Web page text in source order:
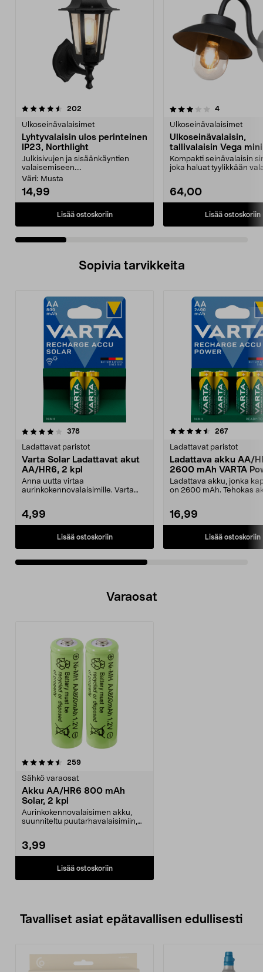
202
Ulkoseinävalaisimet
Lyhtyvalaisin ulos perinteinen
IP23, Northlight
Julkisivujen ja sisäänkäyntien
valaisemiseen....
Väri: Musta
14,99
Lisää ostoskoriin
3.5 viidestä
4arvostelut
Ulkoseinävalaisimet
Ulkoseinävalaisin,
tallivalaisin Vega
Konstsmide
Kompakti seinävalaisin
joka haluat tyylikkään
64,00
Lisää ostoskoriin
4.5 viidestä
Sopivia tarvikkeita
378arvostelut
Ladattavat paristot
Varta Solar Ladattavat akut
AA/HR6, 2 kpl
Anna uutta virtaa
aurinkokennovalaisimille. Varta
4,99
Lisää ostoskoriin
4.5viidestä
267arvostelut
Ladattavat paristot
Ladattava akku AA/
2600 mAh VARTA
Ladattava akku, jonka
on 2600 mAh. Tehokas
16,99
Lisää ostoskoriin
4.5viidestä
Varaosat
259arvostelut
Sähkö varaosat
Akku AA/HR6 800 mAh
Solar, 2 kpl
Aurinkokennovalaisimen akku,
suunniteltu puutarhavalaisimiin,
3,99
Lisää ostoskoriin
Tavalliset asiat epätavallisen edullisesti